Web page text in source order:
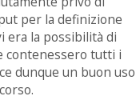
per la definizione
era la possibilità di
contenessero tutti i
dunque un buon uso